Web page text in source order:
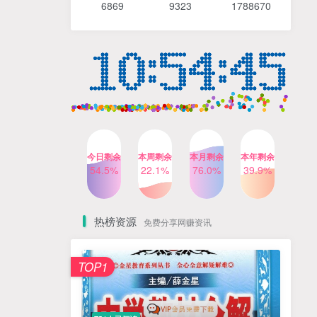
4个月前 490人已阅读
3个月前 420人已阅读
清华帅爸数学思维（抖音）|
小学+初中课程视频合集
TOP5
乐乐课堂小学奥数1-6年级
动画课程715集+配套练习册
高清PDF
6个月前 412人已阅读
6869 9323 1788670
今日剩余
54.5%
本周剩余
22.1%
本月剩余
76.0%
本年剩余
39.9%
热榜资源 免费分享网赚资讯
TOP1